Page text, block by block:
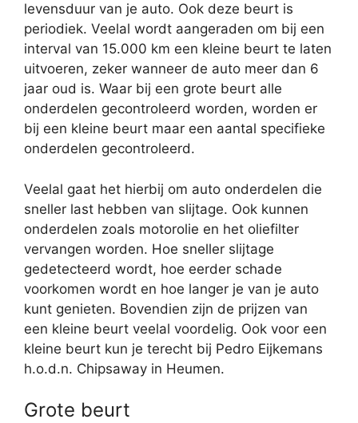
levensduur van je auto. Ook deze beurt is
periodiek. Veelal wordt aangeraden om bij een
interval van 15.000 km een kleine beurt te laten
uitvoeren, zeker wanneer de auto meer dan 6
jaar oud is. Waar bij een grote beurt alle
onderdelen gecontroleerd worden, worden er
bij een kleine beurt maar een aantal specifieke
onderdelen gecontroleerd.
Veelal gaat het hierbij om auto onderdelen die
sneller last hebben van slijtage. Ook kunnen
onderdelen zoals motorolie en het oliefilter
vervangen worden. Hoe sneller slijtage
gedetecteerd wordt, hoe eerder schade
voorkomen wordt en hoe langer je van je auto
kunt genieten. Bovendien zijn de prijzen van
een kleine beurt veelal voordelig. Ook voor een
kleine beurt kun je terecht bij Pedro Eijkemans
h.o.d.n. Chipsaway in Heumen.
Grote beurt